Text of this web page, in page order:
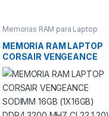
Memorias RAM para Laptop
MEMORIA RAM LAPTOP
CORSAIR VENGEANCE
SODIMM 16GB (1X16GB)
DDR4 3200 MHZ CL22
1.20V
CMSX16GX4M1A3200C22
NEGRO